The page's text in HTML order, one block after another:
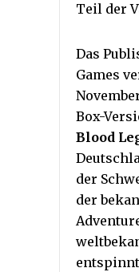
Teil der
Das
Games
Box-
Blood
der
der